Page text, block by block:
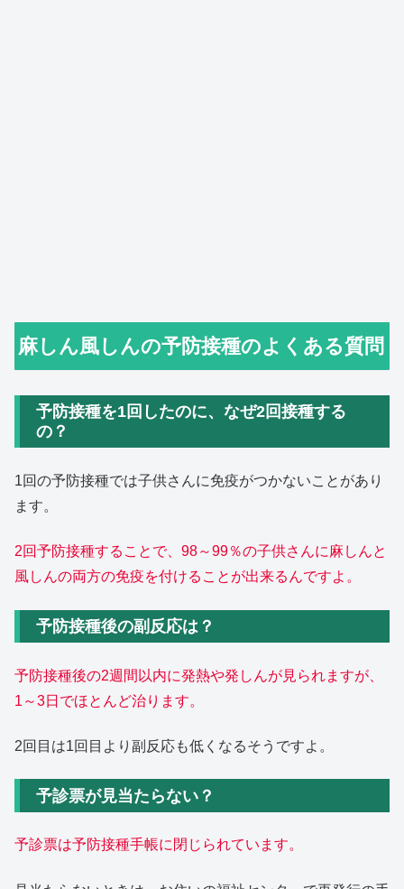
麻しん風しんの予防接種のよくある質問
予防接種を1回したのに、なぜ2回接種する
の？
1回の予防接種では子供さんに免疫がつかないことがあり
ます。
2回予防接種することで、98～99％の子供さんに麻しんと
風しんの両方の免疫を付けることが出来るんですよ。
予防接種後の副反応は？
予防接種後の2週間以内に発熱や発しんが見られますが、
1～3日でほとんど治ります。
2回目は1回目より副反応も低くなるそうですよ。
予診票が見当たらない？
予診票は予防接種手帳に閉じられています。